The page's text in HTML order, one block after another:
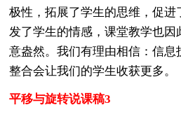
极性，拓展了学生的思维，促进
发了学生的情感，课堂教学也因
意盎然。我们有理由相信：信息
整合会让我们的学生收获更多。
平移与旋转说课稿3